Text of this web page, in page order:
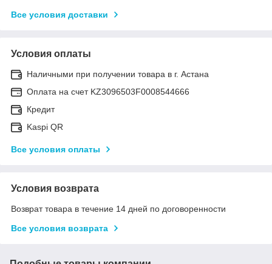
Все условия доставки
Условия оплаты
Наличными при получении товара в г. Астана
Оплата на счет KZ3096503F0008544666
Кредит
Kaspi QR
Все условия оплаты
Условия возврата
Возврат товара в течение 14 дней по договоренности
Все условия возврата